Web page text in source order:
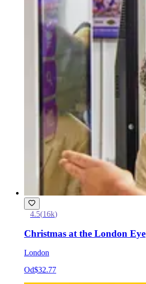
4.5(16k)
Christmas at the London Eye
London
Od$32.77